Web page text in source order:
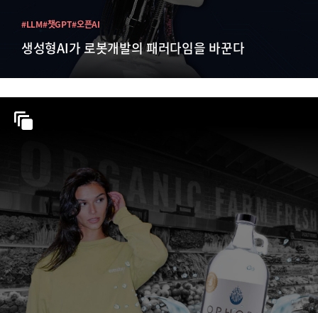
생성형AI가 로봇개발의 패러다임을 바꾼다
#LLM#챗GPT#오픈AI